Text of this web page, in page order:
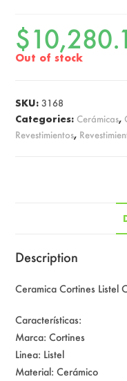
$
Out of stock
SKU:3168
Categories: Cerámicas,
Revestimientos,
Description
Ceramica Cortines Listel
Características:
Marca: Cortines
Linea: Listel
Material: Cerámico